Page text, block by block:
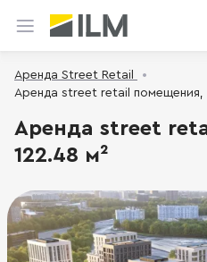
Аренда Street Retail
Аренда street retail помещения,
Аренда street
122.48 м²